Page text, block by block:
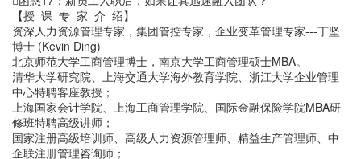
【授_课_专_家_介_绍】
资深人力资源管理专家，集团管控专家，企业变革管理专家---丁坚
博士 (Kevin Ding)
北京师范大学工商管理博士，南京大学工商管理硕士MBA。
清华大学研究院、上海交通大学海外教育学院、浙江大学企业管理
中心特聘客座教授；
上海国家会计学院、上海工商管理学院、国际金融保险学院MBA研
修班特聘高级讲师；
国家注册高级培训师、高级人力资源管理师、精益生产管理师、中
企联注册管理咨询师；